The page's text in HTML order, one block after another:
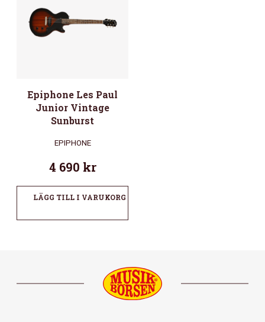
Epiphone Les Paul
Junior Vintage
Sunburst
EPIPHONE
4 690 kr
LÄGG TILL I VARUKORG